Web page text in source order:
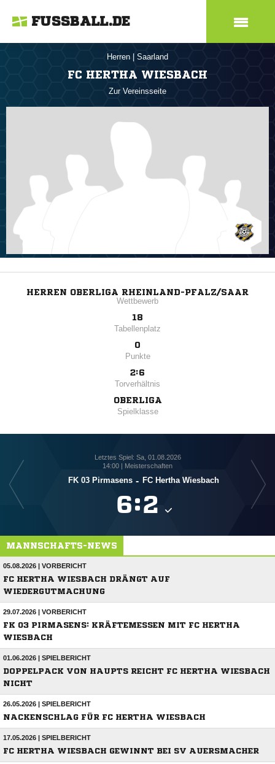
FUSSBALL.DE
Herren Saarland
FC HERTHA WIESBACH
Zur Vereinsseite
HERREN OBERLIGA RHEINLAND-PFALZ/SAAR
Wettbewerb
18
Tabellenplatz
0
Punkte
2:6
Torverhältnis
OBERLIGA
Spielklasse
Letztes Spiel: Sa, 01.08.2026
14:00 | Meisterschaften
FK 03 Pirmasens - FC Hertha Wiesbach
:
MANNSCHAFTS-NEWS
05.08.2026 | VORBERICHT
FC HERTHA WIESBACH DRÄNGT AUF
WIEDERGUTMACHUNG
29.07.2026 | VORBERICHT
FK 03 PIRMASENS: KRÄFTEMESSEN MIT FC HERTHA
WIESBACH
01.06.2026 | SPIELBERICHT
DOPPELPACK VON HAUPTS REICHT FC HERTHA WIESBACH
NICHT
26.05.2026 | SPIELBERICHT
NACKENSCHLAG FÜR FC HERTHA WIESBACH
17.05.2026 | SPIELBERICHT
FC HERTHA WIESBACH GEWINNT BEI SV AUERSMACHER